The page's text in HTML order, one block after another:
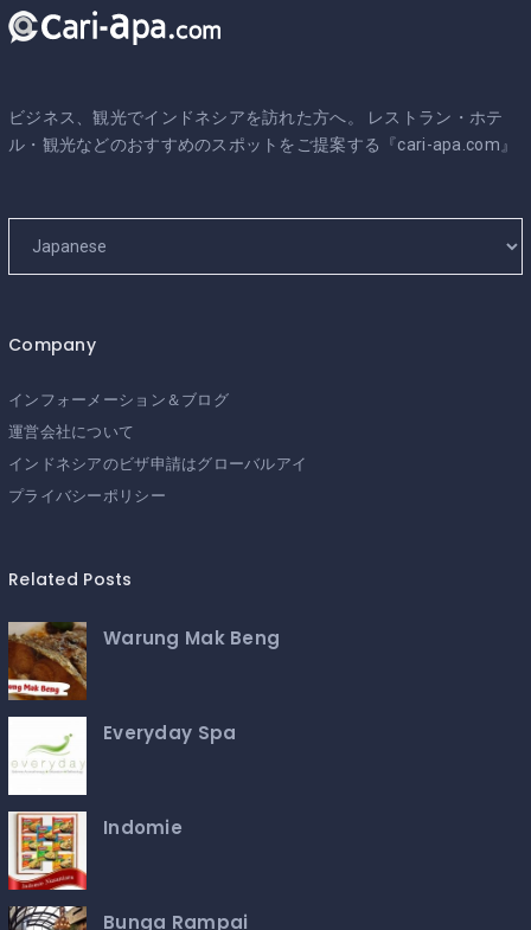
ビジネス、観光でインドネシアを訪れた方へ。 レストラン・ホテ
ル・観光などのおすすめのスポットをご提案する『cari-apa.com』
Company
インフォーメーション＆ブログ
運営会社について
インドネシアのビザ申請はグローバルアイ
プライバシーポリシー
Related Posts
Warung Mak Beng
Everyday Spa
Indomie
Bunga Rampai